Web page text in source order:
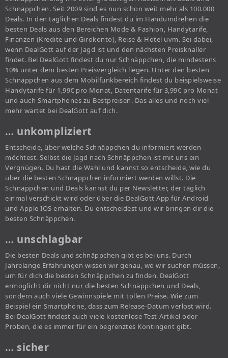
Schnäppchen. Seit 2009 sind es nun schon weit mehr als 100.000
Deals. In den täglichen Deals findest du im Handumdrehen die
besten Deals aus den Bereichen Mode & Fashion, Handytarife,
Finanzen (Kredite und Girokonto), Reise & Hotel uvm. Sei dabei,
wenn DealGott auf der Jagd ist und den nächsten Preisknaller
findet. Bei DealGott findest du nur Schnäppchen, die mindestens
10% unter dem besten Preisvergleich liegen. Unter den besten
Schnäppchen aus dem Mobilfunkbereich findest du beispielsweise
Handytarife für 1,99€ pro Monat, Datentarife für 3,99€ pro Monat
und auch Smartphones zu Bestpreisen. Das alles und noch viel
mehr wartet bei DealGott auf dich.
… unkompliziert
Entscheide, über welche Schnäppchen du informiert werden
möchtest. Selbst die Jagd nach Schnäppchen ist mit uns ein
Vergnügen. Du hast die Wahl und kannst so entscheide, wie du
über die besten Schnäppchen informiert werden willst. Die
Schnäppchen und Deals kannst du per Newsletter, der täglich
einmal verschickt wird oder über die DealGott App für Android
und Apple IOS erhalten. Du entscheidest und wir bringen dir die
besten Schnäppchen.
… unschlagbar
Die besten Deals und schnäppchen gibt es bei uns. Durch
Jahrelange Erfahrungen wissen wir genau, wo wir suchen müssen,
um für dich die besten Schnäppchen zu finden. DealGott
ermöglicht dir nicht nur die besten Schnäppchen und Deals,
sondern auch viele Gewinnspiele mit tollen Preise. Wie zum
Beispiel ein Smartphone, dass zum Release-Datum verlost wird.
Bei DealGott findest auch viele kostenlose Test-Artikel oder
Proben, die es immer für ein begrenztes Kontingent gibt.
… sicher